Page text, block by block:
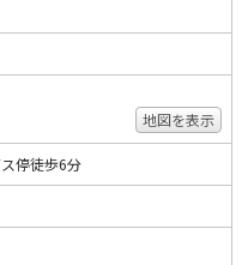
地図を表示
停徒歩6分